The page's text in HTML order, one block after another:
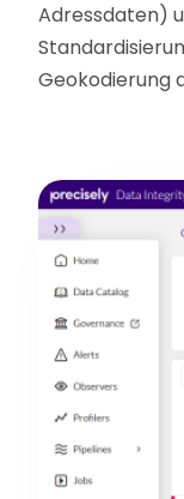
Adressdaten)
Geokodierung